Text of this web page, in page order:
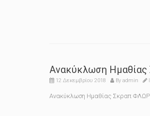
Ανακύκλωση Ημαθίας
12 Δεκεμβρίου 2018 By admin
Ανακύκλωση Ημαθίας Σκραπ